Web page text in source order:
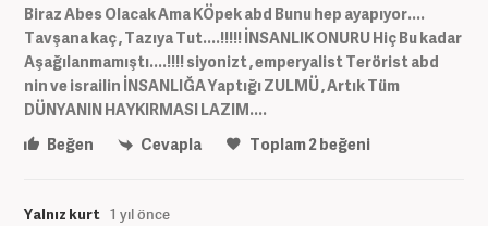
Biraz Abes Olacak Ama KÖpek abd Bunu hep ayapıyor....
Tavşana kaç , Tazıya Tut....!!!!! İNSANLIK ONURU Hiç Bu kadar
Aşağılanmamıştı....!!!! siyonizt , emperyalist Terörist abd
nin ve israilin İNSANLIĞA Yaptığı ZULMÜ , Artık Tüm
DÜNYANIN HAYKIRMASI LAZIM....
Beğen
Cevapla Toplam2beğeni
Yalnız kurt 1 yıl önce